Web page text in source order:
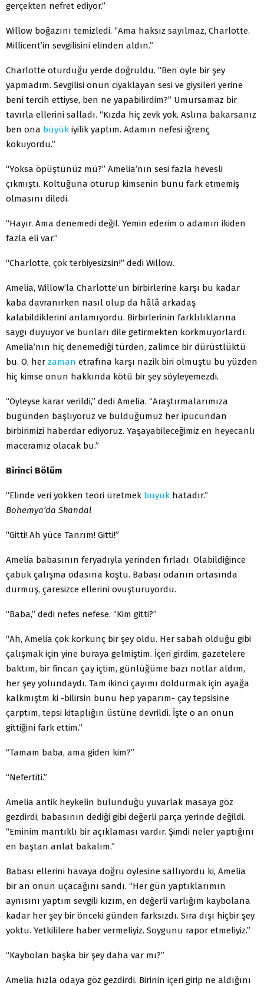
gerçekten nefret ediyor.”
Willow boğazını temizledi. “Ama haksız sayılmaz, Charlotte.
Millicent’in sevgilisini elinden aldın.”
Charlotte oturduğu yerde doğruldu. “Ben öyle bir şey
yapmadım. Sevgilisi onun ciyaklayan sesi ve giysileri yerine
beni tercih ettiyse, ben ne yapabilirdim?” Umursamaz bir
tavırla ellerini salladı. “Kızda hiç zevk yok. Aslına bakarsanız
ben ona büyük iyilik yaptım. Adamın nefesi iğrenç
kokuyordu.”
“Yoksa öpüştünüz mü?” Amelia’nın sesi fazla hevesli
çıkmıştı. Koltuğuna oturup kimsenin bunu fark etmemiş
olmasını diledi.
“Hayır. Ama denemedi değil. Yemin ederim o adamın ikiden
fazla eli var.”
“Charlotte, çok terbiyesizsin!” dedi Willow.
Amelia, Willow’la Charlotte’un birbirlerine karşı bu kadar
kaba davranırken nasıl olup da hâlâ arkadaş
kalabildiklerini anlamıyordu. Birbirlerinin farklılıklarına
saygı duyuyor ve bunları dile getirmekten korkmuyorlardı.
Amelia’nın hiç denemediği türden, zalimce bir dürüstlüktü
bu. O, her zaman etrafına karşı nazik biri olmuştu bu yüzden
hiç kimse onun hakkında kötü bir şey söyleyemezdi.
“Öyleyse karar verildi,” dedi Amelia. “Araştırmalarımıza
bugünden başlıyoruz ve bulduğumuz her ipucundan
birbirimizi haberdar ediyoruz. Yaşayabileceğimiz en heyecanlı
maceramız olacak bu.”
Birinci Bölüm
“Elinde veri yokken teori üretmek büyük hatadır.”
Bohemya’da Skandal
“Gitti! Ah yüce Tanrım! Gitti!”
Amelia babasının feryadıyla yerinden fırladı. Olabildiğince
çabuk çalışma odasına koştu. Babası odanın ortasında
durmuş, çaresizce ellerini ovuşturuyordu.
“Baba,” dedi nefes nefese. “Kim gitti?”
“Ah, Amelia çok korkunç bir şey oldu. Her sabah olduğu gibi
çalışmak için yine buraya gelmiştim. İçeri girdim, gazetelere
baktım, bir fincan çay içtim, günlüğüme bazı notlar aldım,
her şey yolundaydı. Tam ikinci çayımı doldurmak için ayağa
kalkmıştm ki -bilirsin bunu hep yaparım- çay tepsisine
çarptım, tepsi kitaplığın üstüne devrildi. İşte o an onun
gittiğini fark ettim.”
“Tamam baba, ama giden kim?”
“Nefertiti.”
Amelia antik heykelin bulunduğu yuvarlak masaya göz
gezdirdi, babasının dediği gibi değerli parça yerinde değildi.
“Eminim mantıklı bir açıklaması vardır. Şimdi neler yaptığını
en baştan anlat bakalım.”
Babası ellerini havaya doğru öylesine sallıyordu ki, Amelia
bir an onun uçacağını sandı. “Her gün yaptıklarımın
aynısını yaptım sevgili kızım, en değerli varlığım kaybolana
kadar her şey bir önceki günden farksızdı. Sıra dışı hiçbir şey
yoktu. Yetkililere haber vermeliyiz. Soygunu rapor etmeliyiz.”
“Kaybolan başka bir şey daha var mı?”
Amelia hızla odaya göz gezdirdi. Birinin içeri girip ne aldığını